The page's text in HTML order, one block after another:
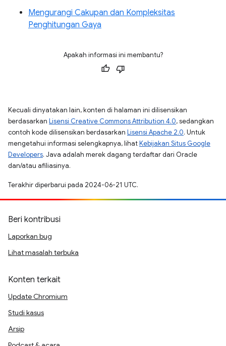
Mengurangi Cakupan dan Kompleksitas
Penghitungan Gaya
Apakah informasi ini membantu?
Kecuali dinyatakan lain, konten di halaman ini dilisensikan
berdasarkan Lisensi Creative Commons Attribution 4.0, sedangkan
contoh kode dilisensikan berdasarkan Lisensi Apache 2.0. Untuk
mengetahui informasi selengkapnya, lihatKebijakan Situs Google
Developers. Java adalah merek dagang terdaftar dari Oracle
dan/atau afiliasinya.
Terakhir diperbarui pada 2024-06-21 UTC.
Beri kontribusi
Laporkan bug
Lihat masalah terbuka
Konten terkait
Update Chromium
Studi kasus
Arsip